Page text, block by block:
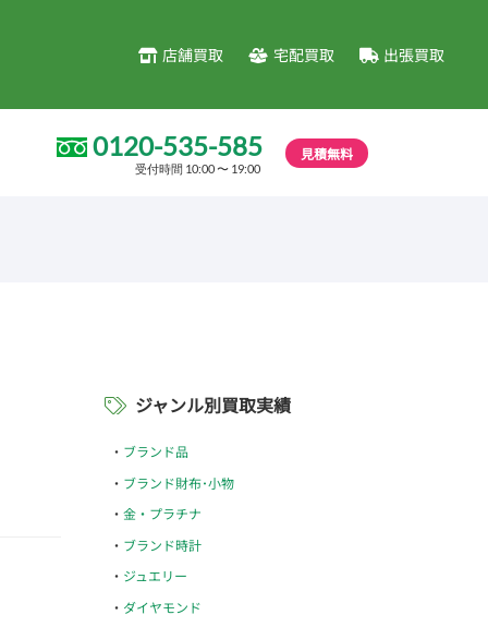
店舗買取 宅配買取 出張買取
0120-535-585
受付時間 10:00 〜 19:00
見積無料
ジャンル別買取実績
ブランド品
ブランド財布･小物
金・プラチナ
ブランド時計
ジュエリー
ダイヤモンド